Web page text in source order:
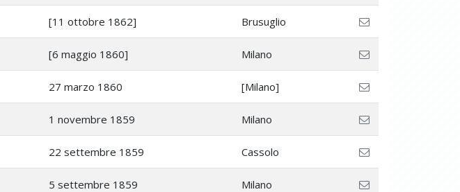
[11 ottobre 1862] Brusuglio
[6 maggio 1860] Milano
27 marzo 1860 [Milano]
1 novembre 1859 Milano
22 settembre 1859 Cassolo
5 settembre 1859 Milano